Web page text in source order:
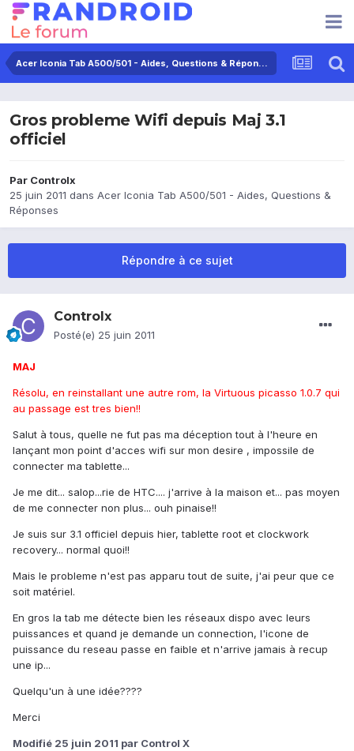
Acer Iconia Tab A500/501 - Aides, Questions & Réponses
Gros probleme Wifi depuis Maj 3.1
officiel
Par Controlx
25 juin 2011 dans Acer Iconia Tab A500/501 - Aides, Questions &
Réponses
Répondre à ce sujet
Controlx
Posté(e) 25 juin 2011
MAJ
Résolu, en reinstallant une autre rom, la Virtuous picasso 1.0.7 qui
au passage est tres bien!!
Salut à tous, quelle ne fut pas ma déception tout à l'heure en
lançant mon point d'acces wifi sur mon desire , impossile de
connecter ma tablette...
Je me dit... salop...rie de HTC.... j'arrive à la maison et... pas moyen
de me connecter non plus... ouh pinaise!!
Je suis sur 3.1 officiel depuis hier, tablette root et clockwork
recovery... normal quoi!!
Mais le probleme n'est pas apparu tout de suite, j'ai peur que ce
soit matériel.
En gros la tab me détecte bien les réseaux dispo avec leurs
puissances et quand je demande un connection, l'icone de
puissance du reseau passe en faible et n'arrive jamais à recup
une ip...
Quelqu'un à une idée????
Merci
Modifié 25 juin 2011 par Control X